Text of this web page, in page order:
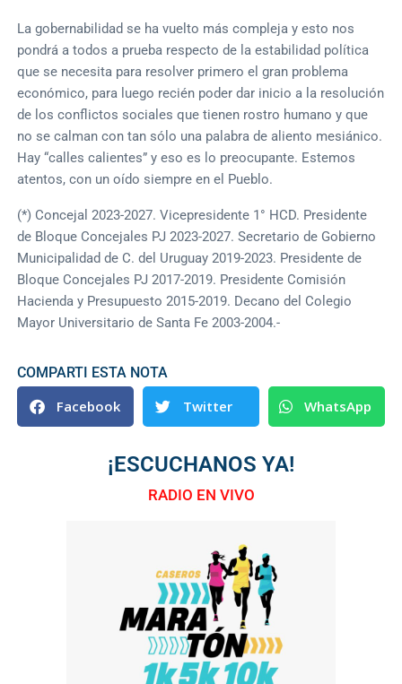
La gobernabilidad se ha vuelto más compleja y esto nos
pondrá a todos a prueba respecto de la estabilidad política
que se necesita para resolver primero el gran problema
económico, para luego recién poder dar inicio a la resolución
de los conflictos sociales que tienen rostro humano y que
no se calman con tan sólo una palabra de aliento mesiánico.
Hay “calles calientes” y eso es lo preocupante. Estemos
atentos, con un oído siempre en el Pueblo.
(*) Concejal 2023-2027. Vicepresidente 1° HCD. Presidente
de Bloque Concejales PJ 2023-2027. Secretario de Gobierno
Municipalidad de C. del Uruguay 2019-2023. Presidente de
Bloque Concejales PJ 2017-2019. Presidente Comisión
Hacienda y Presupuesto 2015-2019. Decano del Colegio
Mayor Universitario de Santa Fe 2003-2004.-
COMPARTI ESTA NOTA
Facebook Twitter WhatsApp
¡ESCUCHANOS YA!
RADIO EN VIVO